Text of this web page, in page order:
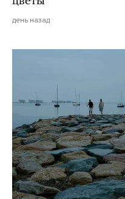
день назад